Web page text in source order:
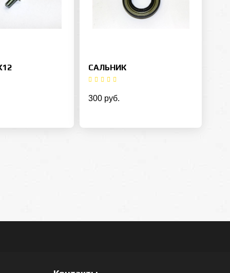
САЛЬНИК
300 руб.